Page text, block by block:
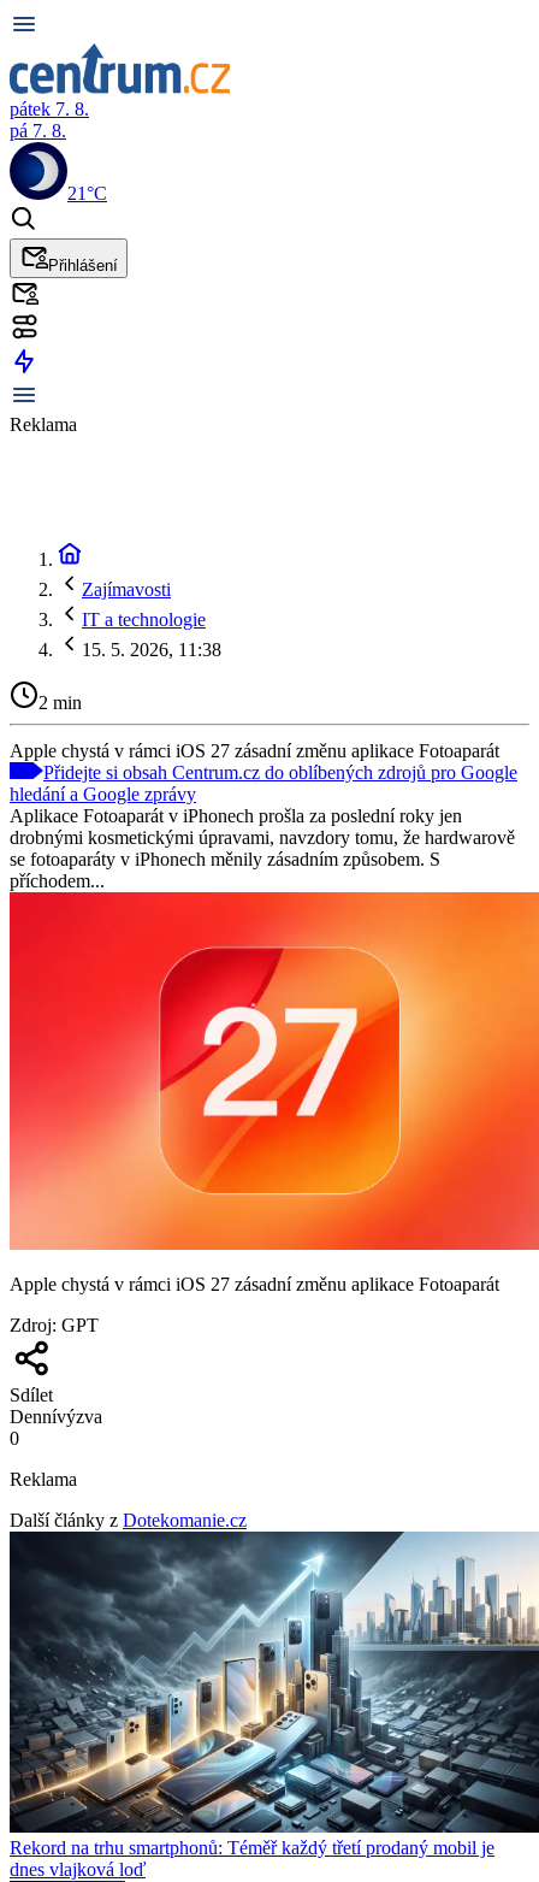
pátek 7. 8.
pá 7. 8.
21°C
Přihlášení
Reklama
Zajímavosti
IT a technologie
15. 5. 2026, 11:38
2 min
Apple chystá v rámci iOS 27 zásadní změnu aplikace Fotoaparát
Přidejte si obsah Centrum.cz do oblíbených zdrojů pro Google
hledání a Google zprávy
Aplikace Fotoaparát v iPhonech prošla za poslední roky jen
drobnými kosmetickými úpravami, navzdory tomu, že hardwarově
se fotoaparáty v iPhonech měnily zásadním způsobem. S
příchodem...
Apple chystá v rámci iOS 27 zásadní změnu aplikace Fotoaparát
Zdroj: GPT
Sdílet
Dennívýzva
0
Reklama
Další články z Dotekomanie.cz
Rekord na trhu smartphonů: Téměř každý třetí prodaný mobil je
dnes vlajková loď